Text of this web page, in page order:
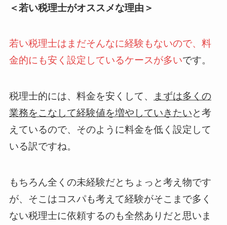
＜若い税理士がオススメな理由＞
若い税理士はまだそんなに経験もないので、料
金的にも安く設定しているケースが多いです。
税理士的には、料金を安くして、
まずは多くの
業務をこなして経験値を増やしていきたいと考
えているので、そのように料金を低く設定して
いる訳ですね。
もちろん全くの未経験だとちょっと考え物です
が、そこはコスパも考えて経験がそこまで多く
ない税理士に依頼するのも全然ありだと思いま